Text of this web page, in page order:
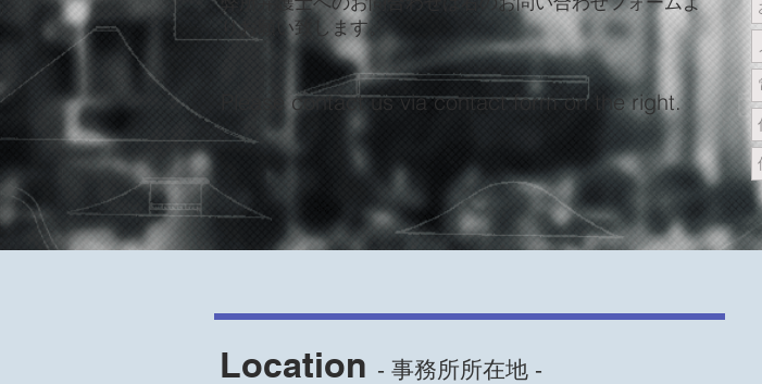
りお願い致します。
Please contact us via contact form on the right.
Location ‐ 事務所所在地 ‐